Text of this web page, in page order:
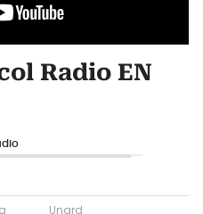
Radio EN
Ungrd